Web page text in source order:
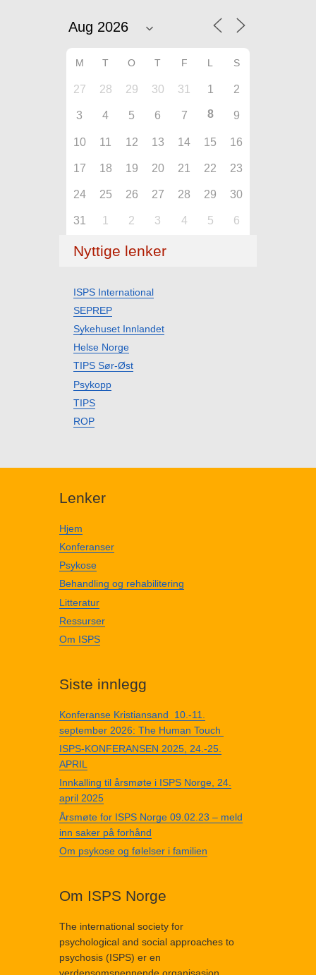
M T O T F L S
27 28 29 30 31 1 2
3 4 5 6 7 8 9
10 11 12 13 14 15 16
17 18 19 20 21 22 23
24 25 26 27 28 29 30
31 1 2 3 4 5 6
Nyttige lenker
ISPS International
SEPREP
Sykehuset Innlandet
Helse Norge
TIPS Sør-Øst
Psykopp
TIPS
ROP
Lenker
Hjem
Konferanser
Psykose
Behandling og rehabilitering
Litteratur
Ressurser
Om ISPS
Siste innlegg
Konferanse Kristiansand 10.-11.
september 2026: The Human Touch
ISPS-KONFERANSEN 2025, 24.-25.
APRIL
Innkalling til årsmøte i ISPS Norge, 24.
april 2025
Årsmøte for ISPS Norge 09.02.23 – meld
inn saker på forhånd
Om psykose og følelser i familien
Om ISPS Norge
The international society for
psychological and social approaches to
psychosis (ISPS) er en
verdensomspennende organisasjon,